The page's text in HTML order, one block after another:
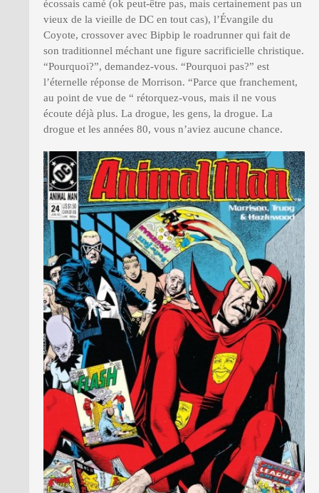
écossais camé (ok peut-être pas, mais certainement pas un
vieux de la vieille de DC en tout cas), l’Évangile du
Coyote, crossover avec Bipbip le roadrunner qui fait de
son traditionnel méchant une figure sacrificielle christique.
“Pourquoi?”, demandez-vous. “Pourquoi pas?” est
l’éternelle réponse de Morrison. “Parce que franchement,
au point de vue de “ rétorquez-vous, mais il ne vous
écoute déjà plus. La drogue, les gens, la drogue. La
drogue et les années 80, vous n’aviez aucune chance.